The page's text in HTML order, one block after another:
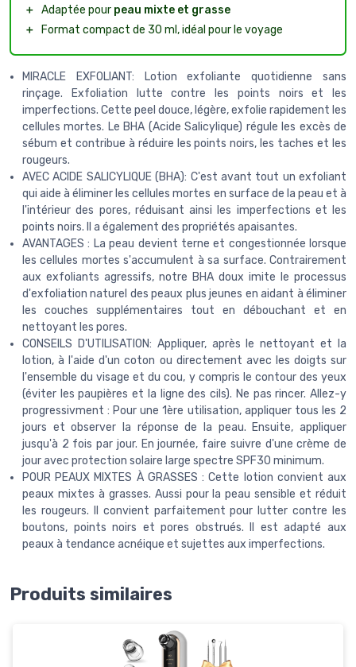
＋ Adaptée pour peau mixte et grasse
＋
Format compact de 30 ml, idéal pour le voyage
MIRACLE EXFOLIANT: Lotion exfoliante quotidienne sans
rinçage. Exfoliation lutte contre les points noirs et les
imperfections. Cette peel douce, légère, exfolie rapidement les
cellules mortes. Le BHA (Acide Salicylique) régule les excès de
sébum et contribue à réduire les points noirs, les taches et les
rougeurs.
AVEC ACIDE SALICYLIQUE (BHA): C'est avant tout un exfoliant
qui aide à éliminer les cellules mortes en surface de la peau et à
l'intérieur des pores, réduisant ainsi les imperfections et les
points noirs. Il a également des propriétés apaisantes.
AVANTAGES : La peau devient terne et congestionnée lorsque
les cellules mortes s'accumulent à sa surface. Contrairement
aux exfoliants agressifs, notre BHA doux imite le processus
d'exfoliation naturel des peaux plus jeunes en aidant à éliminer
les couches supplémentaires tout en débouchant et en
nettoyant les pores.
CONSEILS D'UTILISATION: Appliquer, après le nettoyant et la
lotion, à l'aide d'un coton ou directement avec les doigts sur
l'ensemble du visage et du cou, y compris le contour des yeux
(éviter les paupières et la ligne des cils). Ne pas rincer. Allez-y
progressivment : Pour une 1ère utilisation, appliquer tous les 2
jours et observer la réponse de la peau. Ensuite, appliquer
jusqu'à 2 fois par jour. En journée, faire suivre d'une crème de
jour avec protection solaire large spectre SPF30 minimum.
POUR PEAUX MIXTES À GRASSES : Cette lotion convient aux
peaux mixtes à grasses. Aussi pour la peau sensible et réduit
les rougeurs. Il convient parfaitement pour lutter contre les
boutons, points noirs et pores obstrués. Il est adapté aux
peaux à tendance acnéique et sujettes aux imperfections.
Produits similaires